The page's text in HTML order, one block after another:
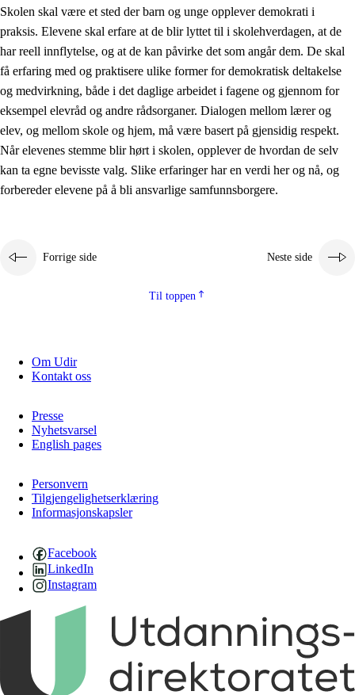
Skolen skal være et sted der barn og unge opplever demokrati i
praksis. Elevene skal erfare at de blir lyttet til i skolehverdagen, at de
har reell innflytelse, og at de kan påvirke det som angår dem. De skal
få erfaring med og praktisere ulike former for demokratisk deltakelse
og medvirkning, både i det daglige arbeidet i fagene og gjennom for
eksempel elevråd og andre rådsorganer. Dialogen mellom lærer og
elev, og mellom skole og hjem, må være basert på gjensidig respekt.
Når elevenes stemme blir hørt i skolen, opplever de hvordan de selv
kan ta egne bevisste valg. Slike erfaringer har en verdi her og nå, og
forbereder elevene på å bli ansvarlige samfunnsborgere.
Forrige side Neste side
Til toppen
Om Udir
Kontakt oss
Presse
Nyhetsvarsel
English pages
Personvern
Tilgjengelighetserklæring
Informasjonskapsler
Facebook
LinkedIn
Instagram